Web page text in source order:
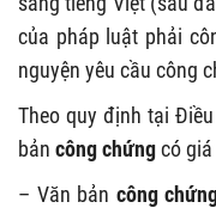
của pháp luật phải
nguyện yêu cầu công
Theo quy định tại
bản công chứngcó
– Văn bản công